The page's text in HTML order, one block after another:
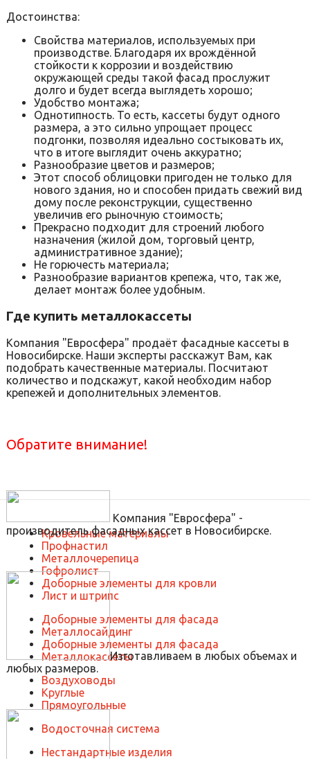
Достоинства:
Свойства материалов, используемых при
производстве. Благодаря их врождённой
стойкости к коррозии и воздействию
окружающей среды такой фасад прослужит
долго и будет всегда выглядеть хорошо;
Удобство монтажа;
Однотипность. То есть, кассеты будут одного
размера, а это сильно упрощает процесс
подгонки, позволяя идеально состыковать их,
что в итоге выглядит очень аккуратно;
Разнообразие цветов и размеров;
Этот способ облицовки пригоден не только для
нового здания, но и способен придать свежий вид
дому после реконструкции, существенно
увеличив его рыночную стоимость;
Прекрасно подходит для строений любого
назначения (жилой дом, торговый центр,
административное здание);
Не горючесть материала;
Разнообразие вариантов крепежа, что, так же,
делает монтаж более удобным.
Где купить металлокассеты
Компания "Евросфера" продаёт фасадные кассеты в
Новосибирске. Наши эксперты расскажут Вам, как
подобрать качественные материалы. Посчитают
количество и подскажут, какой необходим набор
крепежей и дополнительных элементов.
Обратите внимание!
Компания "Евросфера" -
производитель фасадных кассет в Новосибирске.
Изготавливаем в любых объемах и
любых размеров.
Кровельные материалы
Профнастил
Металлочерепица
Гофролист
Доборные элементы для кровли
Лист и штрипс
Доборные элементы для фасада
Металлосайдинг
Доборные элементы для фасада
Металлокассеты
Воздуховоды
Круглые
Прямоугольные
Водосточная система
Нестандартные изделия